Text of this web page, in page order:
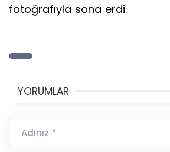
fotoğrafıyla sona erdi.
YORUMLAR
Adınız *